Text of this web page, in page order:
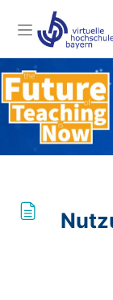
Website-